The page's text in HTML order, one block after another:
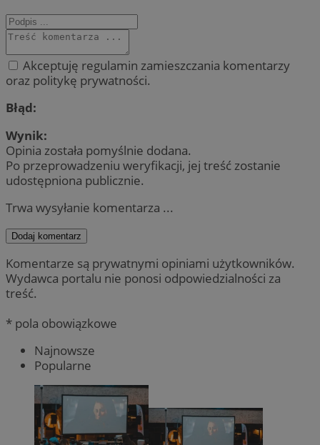
Akceptuję regulamin zamieszczania komentarzy
oraz politykę prywatności.
Błąd:
Wynik:
Opinia została pomyślnie dodana.
Po przeprowadzeniu weryfikacji, jej treść zostanie
udostępniona publicznie.
Trwa wysyłanie komentarza ...
Dodaj komentarz
Komentarze są prywatnymi opiniami użytkowników.
Wydawca portalu nie ponosi odpowiedzialności za
treść.
* pola obowiązkowe
Najnowsze
Popularne